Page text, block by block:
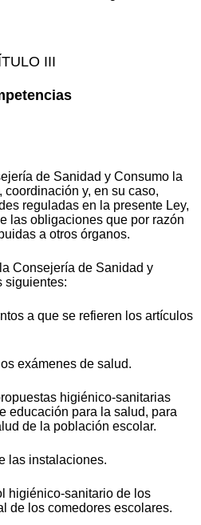
III
de Sanidad y Consumo la
y, en su caso,
reguladas en la presente Ley,
las obligaciones que por razón
a otros órganos.
Consejería de Sanidad y
siguientes:
a que se refieren los artículos
exámenes de salud.
higiénico-sanitarias
educación para la salud, para
de la población escolar.
las instalaciones.
higiénico-sanitario de los
de los comedores escolares.